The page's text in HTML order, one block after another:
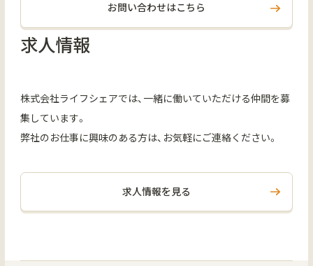
お問い合わせはこちら
求人情報
株式会社ライフシェアでは、一緒に働いていただける仲間を募
集しています。
弊社のお仕事に興味のある方は、お気軽にご連絡ください。
求人情報を見る